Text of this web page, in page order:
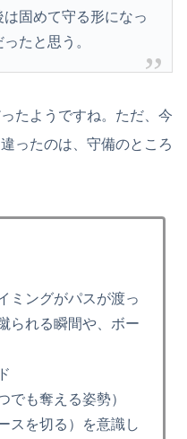
固めて守る形になっ
たと思う。
たようですね。ただ、今
ったのは、守備のところ
ミングがパスが渡っ
られる瞬間や、ボー
でも奪える姿勢）
スを切る）を意識し